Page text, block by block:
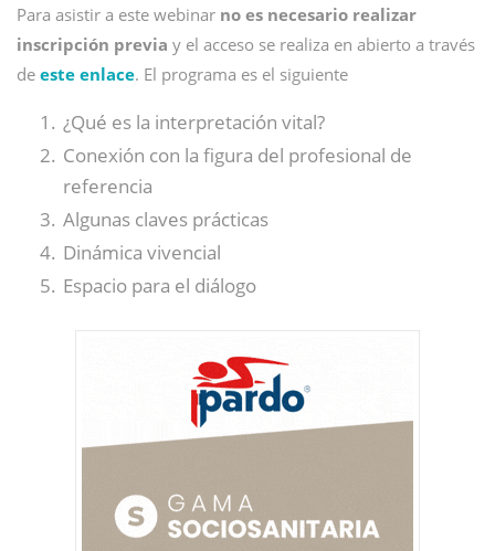
Para asistir a este webinar no es necesario realizar
inscripción previa y el acceso se realiza en abierto a través
de este enlace. El programa es el siguiente
¿Qué es la interpretación vital?
Conexión con la figura del profesional de
referencia
Algunas claves prácticas
Dinámica vivencial
Espacio para el diálogo